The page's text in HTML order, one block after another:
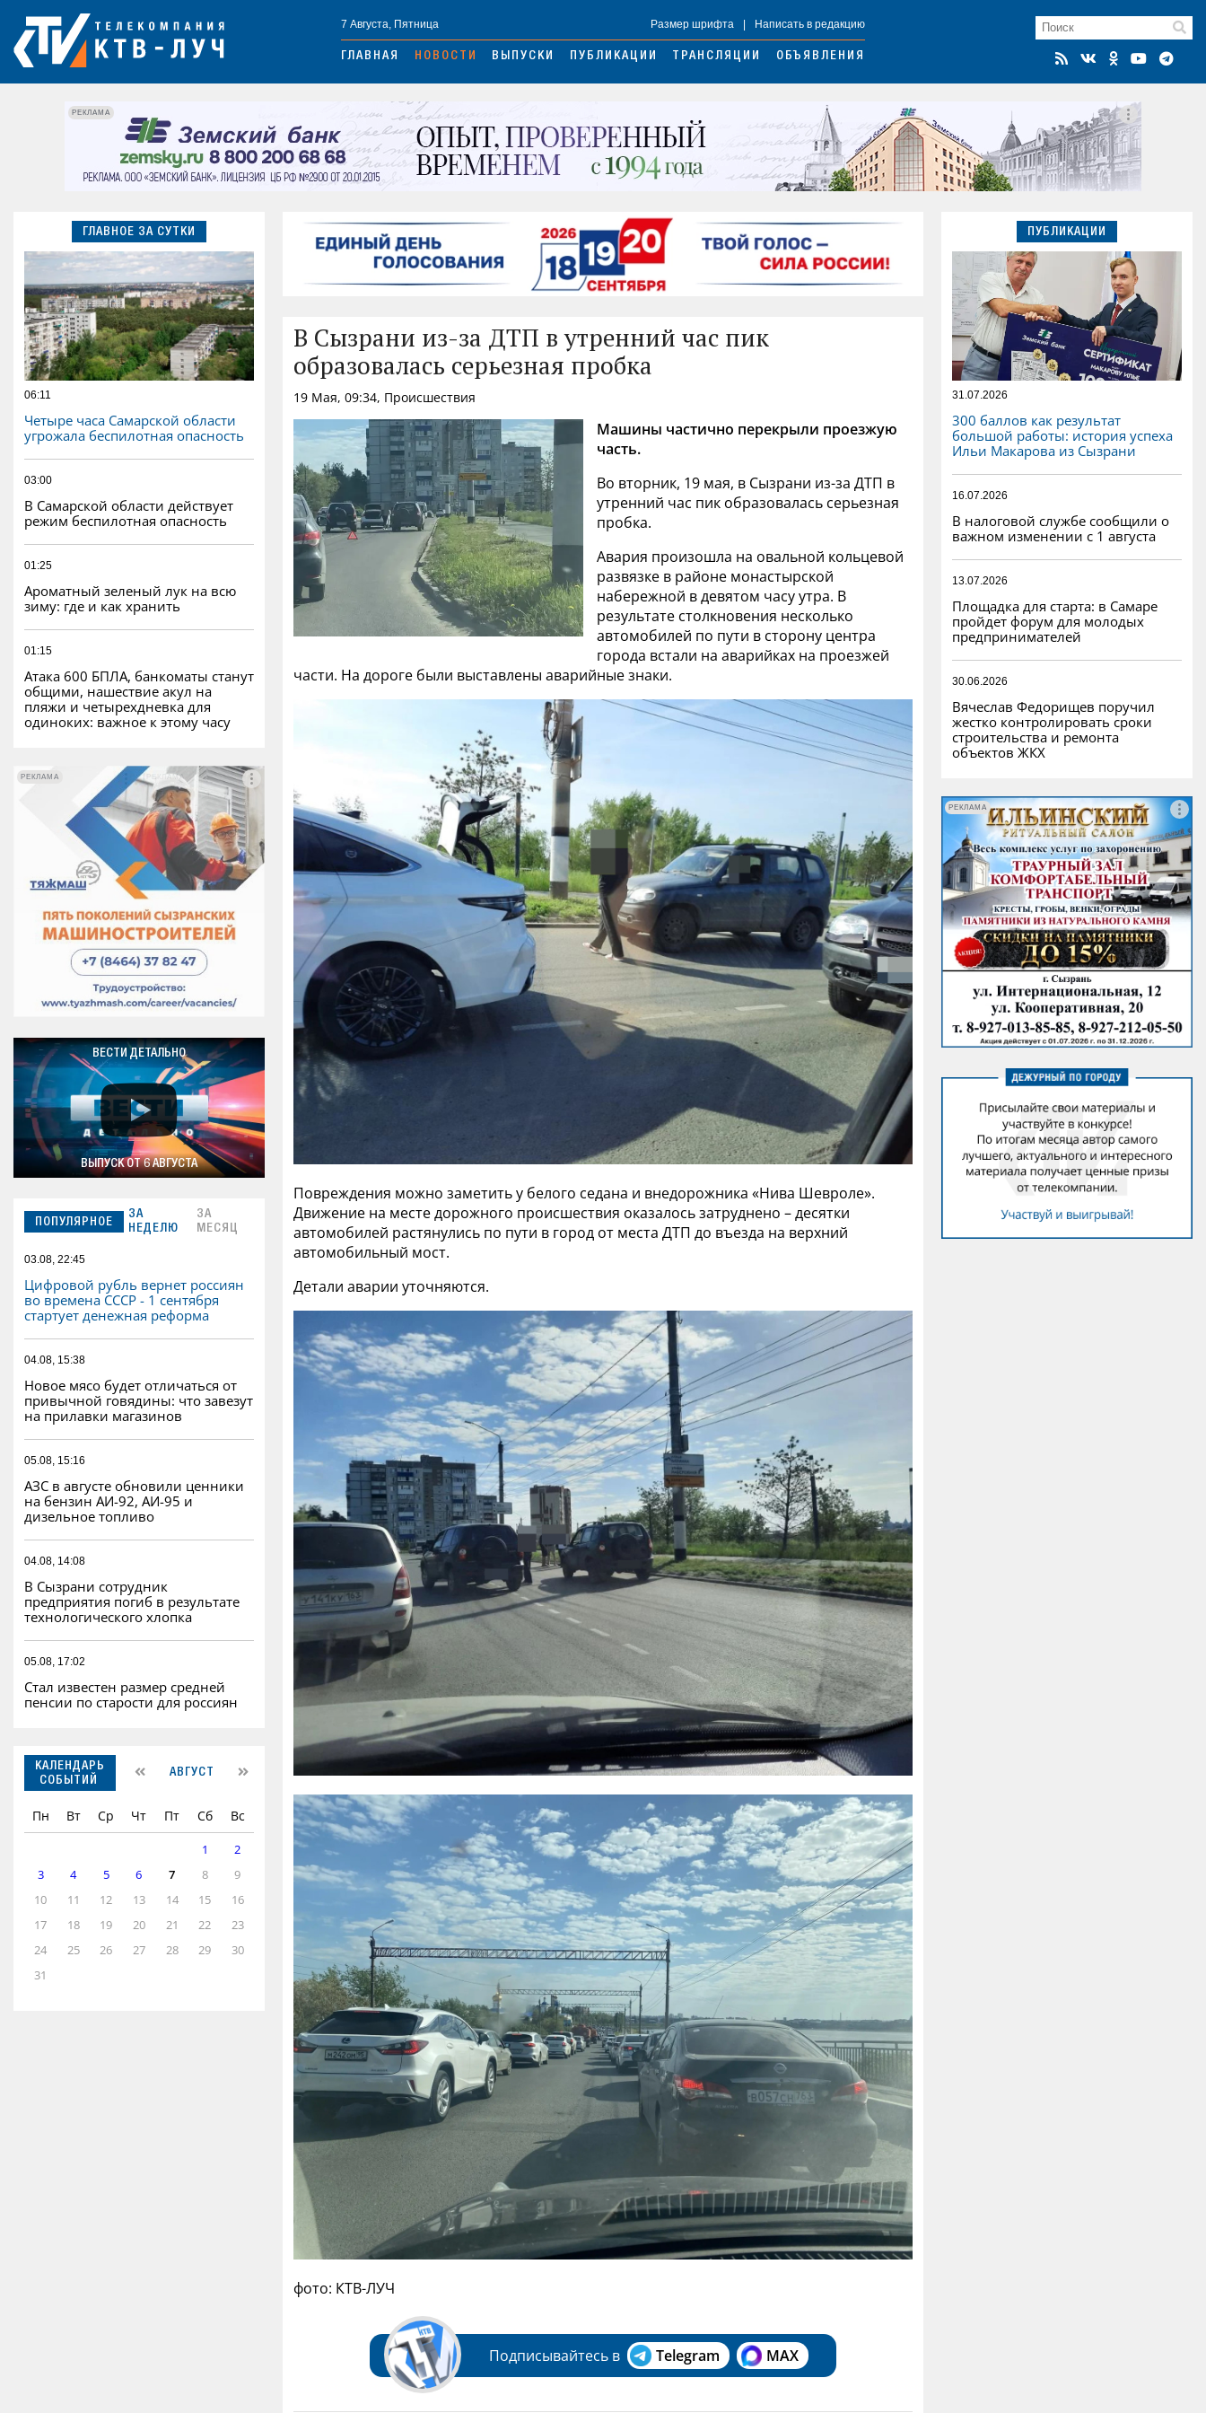
7 Августа, Пятница Размер шрифта Написать в редакцию
ГЛАВНАЯ НОВОСТИ ВЫПУСКИ ПУБЛИКАЦИИ ТРАНСЛЯЦИИ ОБЪЯВЛЕНИЯ
РЕКЛАМА
ГЛАВНОЕ ЗА СУТКИ
06:11
Четыре часа Самарской области
угрожала беспилотная опасность
03:00
В Самарской области действует
режим беспилотная опасность
01:25
Ароматный зеленый лук на всю
зиму: где и как хранить
01:15
Атака 600 БПЛА, банкоматы станут
общими, нашествие акул на
пляжи и четырехдневка для
одиноких: важное к этому часу
РЕКЛАМА
РЕКЛАМА
ВЕСТИ ДЕТАЛЬНО
ВЫПУСК ОТ 6 АВГУСТА
ПОПУЛЯРНОЕ
ЗА
НЕДЕЛЮ
ЗА
МЕСЯЦ
03.08, 22:45
Цифровой рубль вернет россиян
во времена СССР - 1 сентября
стартует денежная реформа
04.08, 15:38
Новое мясо будет отличаться от
привычной говядины: что завезут
на прилавки магазинов
05.08, 15:16
АЗС в августе обновили ценники
на бензин АИ-92, АИ-95 и
дизельное топливо
04.08, 14:08
В Сызрани сотрудник
предприятия погиб в результате
технологического хлопка
05.08, 17:02
Стал известен размер средней
пенсии по старости для россиян
КАЛЕНДАРЬ
СОБЫТИЙ
АВГУСТ
Пн Вт Ср Чт Пт Сб Вс
1
2
3
4 5 6 7 8
9
10
11 12 13 14 15
16
17
18 19 20 21 22
23
24
25 26 27 28 29
30
31
В Сызрани из-за ДТП в утренний час пик
образовалась серьезная пробка
19 Мая, 09:34, Происшествия
Машины частично перекрыли проезжую
часть.
Во вторник, 19 мая, в Сызрани из-за ДТП в
утренний час пик образовалась серьезная
пробка.
Авария произошла на овальной кольцевой
развязке в районе монастырской
набережной в девятом часу утра. В
результате столкновения несколько
автомобилей по пути в сторону центра
города встали на аварийках на проезжей
части. На дороге были выставлены аварийные знаки.
Повреждения можно заметить у белого седана и внедорожника «Нива Шевроле».
Движение на месте дорожного происшествия оказалось затруднено – десятки
автомобилей растянулись по пути в город от места ДТП до въезда на верхний
автомобильный мост.
Детали аварии уточняются.
фото: КТВ-ЛУЧ
Подписывайтесь в Telegram MAX
ПУБЛИКАЦИИ
31.07.2026
300 баллов как результат
большой работы: история успеха
Ильи Макарова из Сызрани
16.07.2026
В налоговой службе сообщили о
важном изменении с 1 августа
13.07.2026
Площадка для старта: в Самаре
пройдет форум для молодых
предпринимателей
30.06.2026
Вячеслав Федорищев поручил
жестко контролировать сроки
строительства и ремонта
объектов ЖКХ
РЕКЛАМА